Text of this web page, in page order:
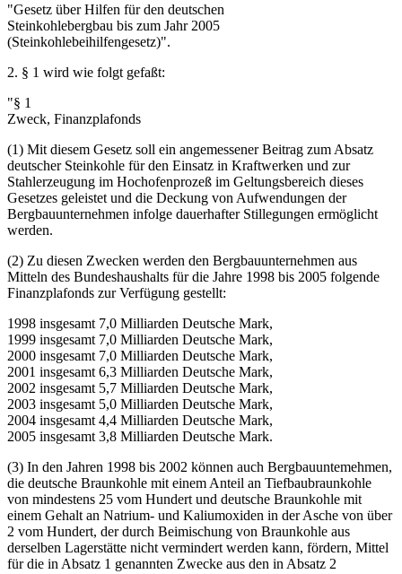
"Gesetz über Hilfen für den deutschen
Steinkohlebergbau bis zum Jahr 2005
(Steinkohlebeihilfengesetz)".
2. § 1 wird wie folgt gefaßt:
"§ 1
Zweck, Finanzplafonds
(1) Mit diesem Gesetz soll ein angemessener Beitrag zum Absatz
deutscher Steinkohle für den Einsatz in Kraftwerken und zur
Stahlerzeugung im Hochofenprozeß im Geltungsbereich dieses
Gesetzes geleistet und die Deckung von Aufwendungen der
Bergbauunternehmen infolge dauerhafter Stillegungen ermöglicht
werden.
(2) Zu diesen Zwecken werden den Bergbauunternehmen aus
Mitteln des Bundeshaushalts für die Jahre 1998 bis 2005 folgende
Finanzplafonds zur Verfügung gestellt:
1998 insgesamt 7,0 Milliarden Deutsche Mark,
1999 insgesamt 7,0 Milliarden Deutsche Mark,
2000 insgesamt 7,0 Milliarden Deutsche Mark,
2001 insgesamt 6,3 Milliarden Deutsche Mark,
2002 insgesamt 5,7 Milliarden Deutsche Mark,
2003 insgesamt 5,0 Milliarden Deutsche Mark,
2004 insgesamt 4,4 Milliarden Deutsche Mark,
2005 insgesamt 3,8 Milliarden Deutsche Mark.
(3) In den Jahren 1998 bis 2002 können auch Bergbauuntemehmen,
die deutsche Braunkohle mit einem Anteil an Tiefbaubraunkohle
von mindestens 25 vom Hundert und deutsche Braunkohle mit
einem Gehalt an Natrium- und Kaliumoxiden in der Asche von über
2 vom Hundert, der durch Beimischung von Braunkohle aus
derselben Lagerstätte nicht vermindert werden kann, fördern, Mittel
für die in Absatz 1 genannten Zwecke aus den in Absatz 2